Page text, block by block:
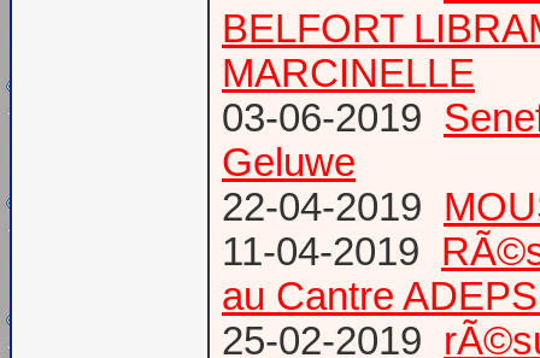
BELFORT
MARCINELLE
03-06-2019
Geluwe
22-04-2019
11-04-2019
au Cantre
25-02-2019